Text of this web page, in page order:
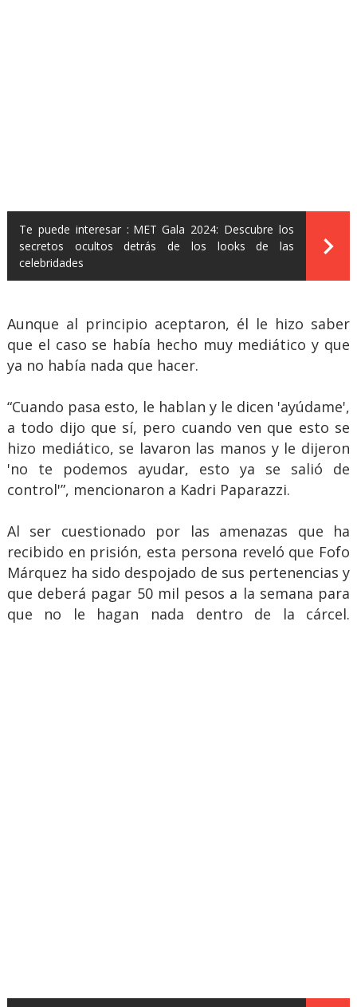
Te puede interesar : MET Gala 2024: Descubre los
secretos ocultos detrás de los looks de las
celebridades
Aunque al principio aceptaron, él le hizo saber
que el caso se había hecho muy mediático y que
ya no había nada que hacer.
“Cuando pasa esto, le hablan y le dicen 'ayúdame',
a todo dijo que sí, pero cuando ven que esto se
hizo mediático, se lavaron las manos y le dijeron
'no te podemos ayudar, esto ya se salió de
control'”, mencionaron a Kadri Paparazzi.
Al ser cuestionado por las amenazas que ha
recibido en prisión, esta persona reveló que Fofo
Márquez ha sido despojado de sus pertenencias y
que deberá pagar 50 mil pesos a la semana para
que no le hagan nada dentro de la cárcel.